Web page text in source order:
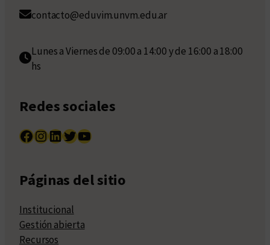
contacto@eduvim.unvm.edu.ar
Lunes a Viernes de 09:00 a 14:00 y de 16:00 a 18:00
hs
Redes sociales
Facebook InstagramLinkedIn Twitter YouTube
Páginas del sitio
Institucional
Gestión abierta
Recursos